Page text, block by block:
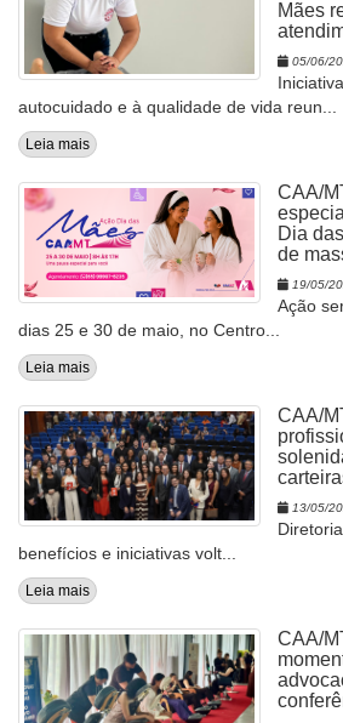
Mães
05/06/
autocuidado e à qualidade de vida reun...
Leia mais
CAA/
Dia
de
19/05/
Ação
dias 25 e 30 de maio, no Centro...
Leia mais
CAA/
13/05/
benefícios e iniciativas volt...
Leia mais
CAA/